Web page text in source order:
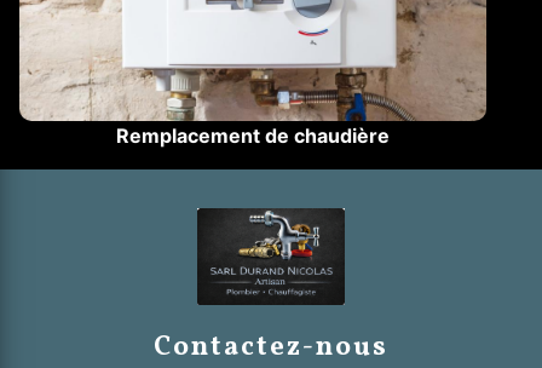
Remplacement de chaudière
Contactez-nous